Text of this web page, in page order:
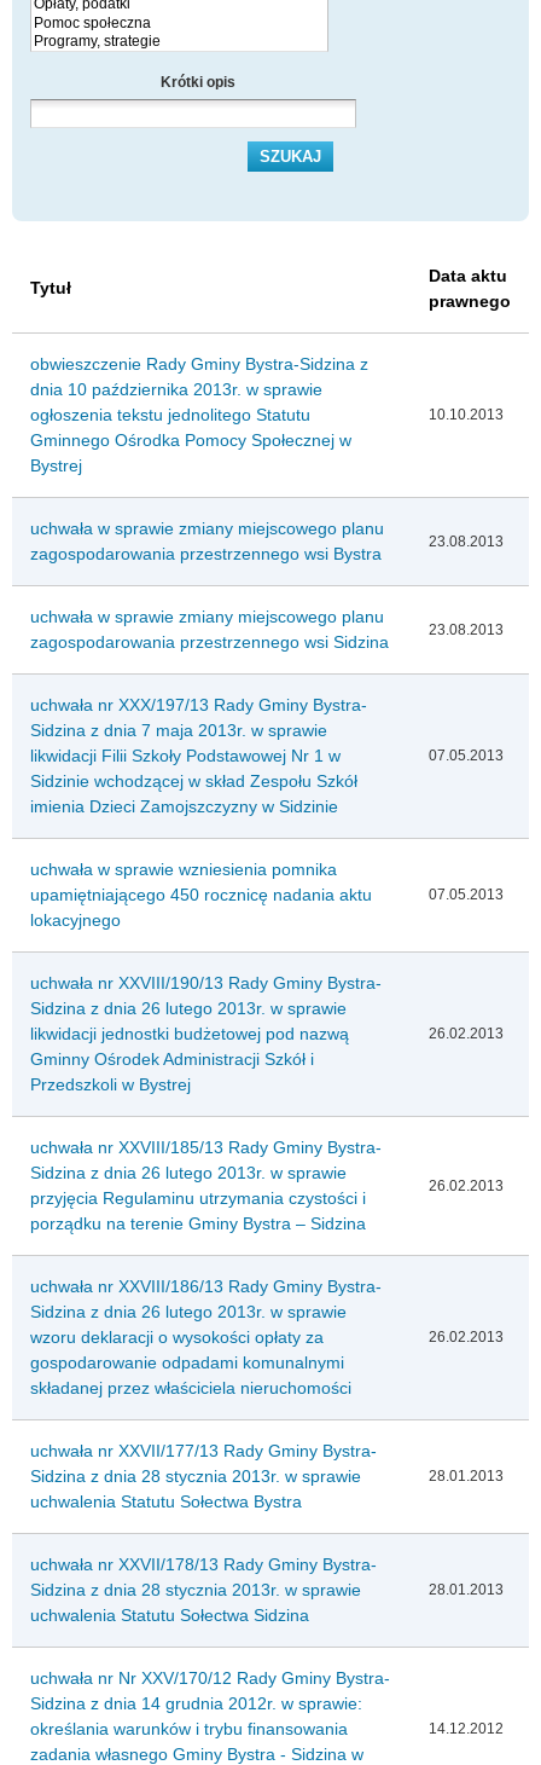
Krótki opis
Tytuł
Data aktu
prawnego
obwieszczenie Rady Gminy Bystra-Sidzina z
dnia 10 października 2013r. w sprawie
ogłoszenia tekstu jednolitego Statutu
Gminnego Ośrodka Pomocy Społecznej w
Bystrej
10.10.2013
uchwała w sprawie zmiany miejscowego planu
zagospodarowania przestrzennego wsi Bystra
23.08.2013
uchwała w sprawie zmiany miejscowego planu
zagospodarowania przestrzennego wsi Sidzina
23.08.2013
uchwała nr XXX/197/13 Rady Gminy Bystra-
Sidzina z dnia 7 maja 2013r. w sprawie
likwidacji Filii Szkoły Podstawowej Nr 1 w
Sidzinie wchodzącej w skład Zespołu Szkół
imienia Dzieci Zamojszczyzny w Sidzinie
07.05.2013
uchwała w sprawie wzniesienia pomnika
upamiętniającego 450 rocznicę nadania aktu
lokacyjnego
07.05.2013
uchwała nr XXVIII/190/13 Rady Gminy Bystra-
Sidzina z dnia 26 lutego 2013r. w sprawie
likwidacji jednostki budżetowej pod nazwą
Gminny Ośrodek Administracji Szkół i
Przedszkoli w Bystrej
26.02.2013
uchwała nr XXVIII/185/13 Rady Gminy Bystra-
Sidzina z dnia 26 lutego 2013r. w sprawie
przyjęcia Regulaminu utrzymania czystości i
porządku na terenie Gminy Bystra – Sidzina
26.02.2013
uchwała nr XXVIII/186/13 Rady Gminy Bystra-
Sidzina z dnia 26 lutego 2013r. w sprawie
wzoru deklaracji o wysokości opłaty za
gospodarowanie odpadami komunalnymi
składanej przez właściciela nieruchomości
26.02.2013
uchwała nr XXVII/177/13 Rady Gminy Bystra-
Sidzina z dnia 28 stycznia 2013r. w sprawie
uchwalenia Statutu Sołectwa Bystra
28.01.2013
uchwała nr XXVII/178/13 Rady Gminy Bystra-
Sidzina z dnia 28 stycznia 2013r. w sprawie
uchwalenia Statutu Sołectwa Sidzina
28.01.2013
uchwała nr Nr XXV/170/12 Rady Gminy Bystra-
Sidzina z dnia 14 grudnia 2012r. w sprawie:
określania warunków i trybu finansowania
zadania własnego Gminy Bystra - Sidzina w
14.12.2012